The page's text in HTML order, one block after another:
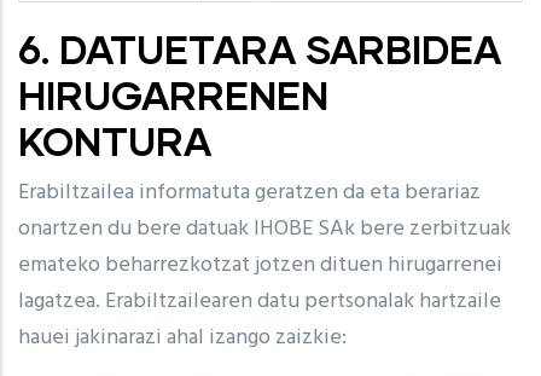
6. DATUETARA SARBIDEA
HIRUGARRENEN
KONTURA
Erabiltzailea informatuta geratzen da eta berariaz
onartzen du bere datuak IHOBE SAk bere zerbitzuak
emateko beharrezkotzat jotzen dituen hirugarrenei
lagatzea. Erabiltzailearen datu pertsonalak hartzaile
hauei jakinarazi ahal izango zaizkie: